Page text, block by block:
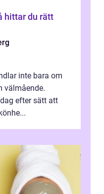
inte bara om
välmående.
efter sätt att